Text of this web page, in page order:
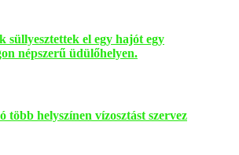
süllyesztettek el egy hajót egy
népszerű üdülőhelyen.
több helyszínen vízosztást szervez